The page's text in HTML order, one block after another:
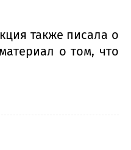
также писала о
о том, что